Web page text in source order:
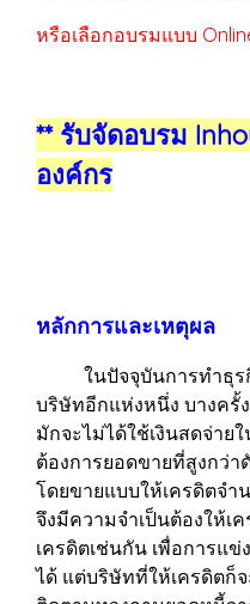
หรือเลือกอบรมแบบ
** รับจัดอบรม
องค์กร
หลักการและเหตุผล
ในปัจจุบันการทำธุรกิ
บริษัทอีกแห่งหนึ่ง บางครั้
มักจะไม่ได้ใช้เงินสดจ่าย
ต้องการยอดขายที่สูงกว่
โดยขายแบบให้เครดิตจำ
จึงมีความจำเป็นต้องให้
เครดิตเช่นกัน เพื่อการแ
ได้ แต่บริษัทที่ให้เครดิตก็